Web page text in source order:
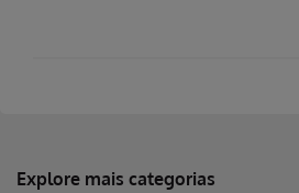
Explore mais categorias